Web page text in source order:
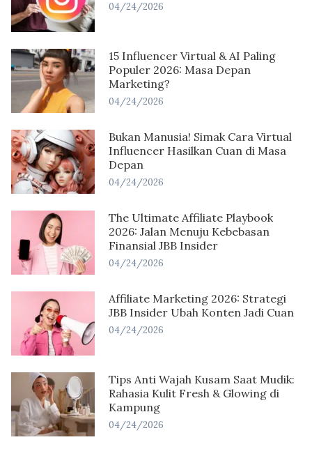
04/24/2026
15 Influencer Virtual & AI Paling
Populer 2026: Masa Depan
Marketing?
04/24/2026
Bukan Manusia! Simak Cara Virtual
Influencer Hasilkan Cuan di Masa
Depan
04/24/2026
The Ultimate Affiliate Playbook
2026: Jalan Menuju Kebebasan
Finansial JBB Insider
04/24/2026
Affiliate Marketing 2026: Strategi
JBB Insider Ubah Konten Jadi Cuan
04/24/2026
Tips Anti Wajah Kusam Saat Mudik:
Rahasia Kulit Fresh & Glowing di
Kampung
04/24/2026